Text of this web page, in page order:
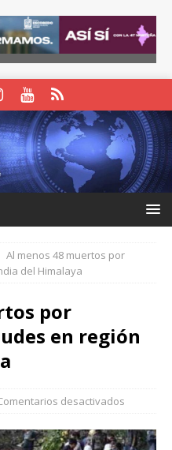
Al menos 48 muertos por
del Himalaya
por
en región
desactivados